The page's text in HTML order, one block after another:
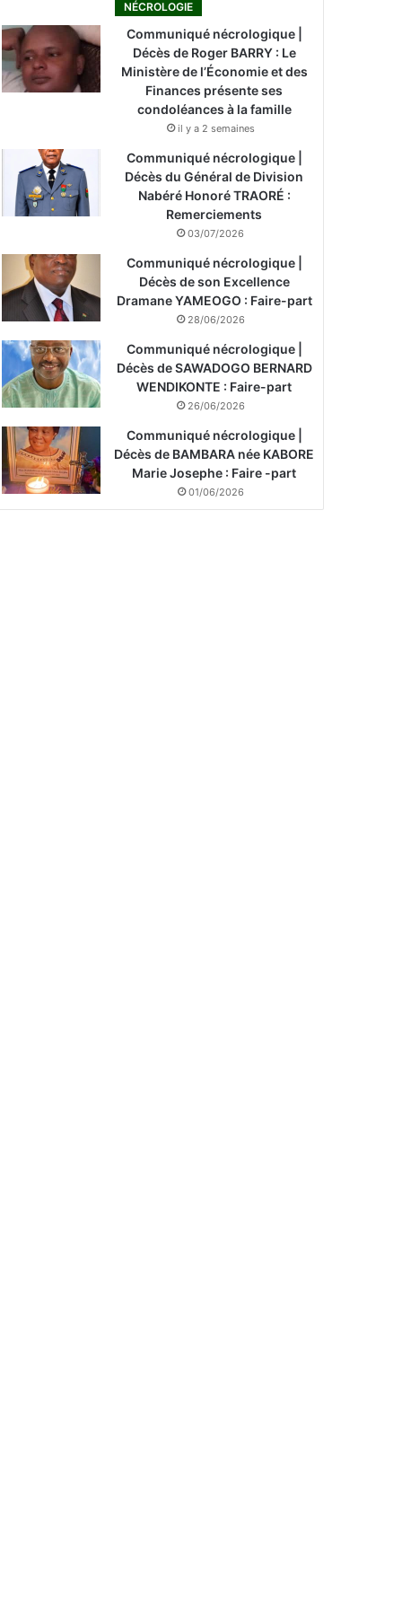
NÉCROLOGIE
Communiqué nécrologique |
Décès de Roger BARRY : Le
Ministère de l’Économie et des
Finances présente ses
condoléances à la famille
il y a 2 semaines
Communiqué nécrologique |
Décès du Général de Division
Nabéré Honoré TRAORÉ :
Remerciements
03/07/2026
Communiqué nécrologique |
Décès de son Excellence
Dramane YAMEOGO : Faire-part
28/06/2026
Communiqué nécrologique |
Décès de SAWADOGO BERNARD
WENDIKONTE : Faire-part
26/06/2026
Communiqué nécrologique |
Décès de BAMBARA née KABORE
Marie Josephe : Faire -part
01/06/2026